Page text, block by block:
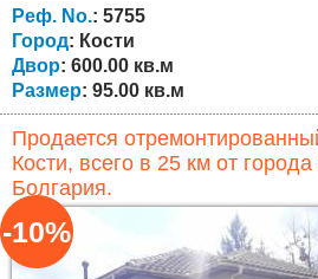
расположение недвижимости,
красивой панорамой на церковь,
Реф. No.: 5755
Город: Кости
Двор: 600.00 кв.м
Размер: 95.00 кв.м
Продается
Кости, всего в 25 км от
Болгария.
-10%